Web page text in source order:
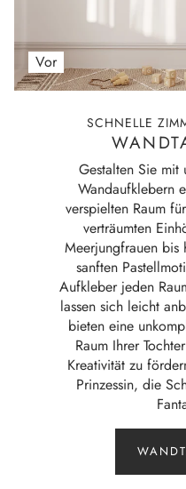
Vor
SCHNELLE
Gestalten Sie mit
Wandaufklebern
verspielten Raum
verträumten
Meerjungfrauen bis
sanften
Aufkleber jeden
lassen sich leicht
bieten eine
Raum Ihrer
Kreativität zu
Prinzessin, die